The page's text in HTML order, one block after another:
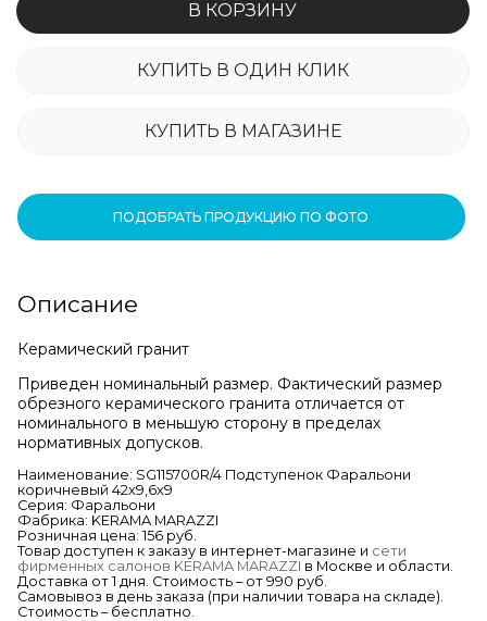
В КОРЗИНУ
КУПИТЬ В ОДИН КЛИК
КУПИТЬ В МАГАЗИНЕ
ПОДОБРАТЬ ПРОДУКЦИЮ ПО ФОТО
Описание
Керамический гранит
Приведен номинальный размер. Фактический размер
обрезного керамического гранита отличается от
номинального в меньшую сторону в пределах
нормативных допусков.
Наименование: SG115700R/4 Подступенок Фаральони
коричневый 42х9,6х9
Серия: Фаральони
Фабрика: KERAMA MARAZZI
Розничная цена: 156 руб.
Товар доступен к заказу в интернет-магазине и сети
фирменных салонов KERAMA MARAZZI в Москве и области.
Доставка от 1 дня. Стоимость – от 990 руб.
Самовывоз в день заказа (при наличии товара на складе).
Стоимость – бесплатно.